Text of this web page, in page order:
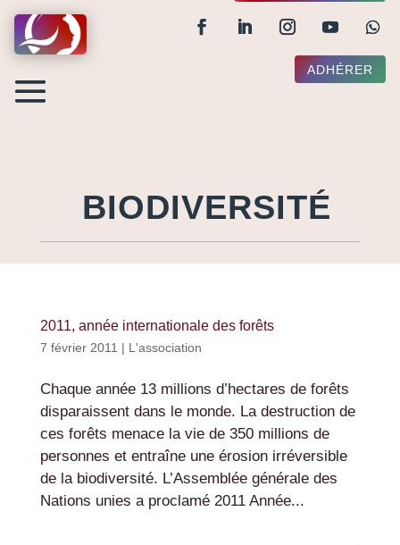
ADHÉRER
BIODIVERSITÉ
2011, année internationale des forêts
7 février 2011 | L'association
Chaque année 13 millions d’hectares de forêts
disparaissent dans le monde. La destruction de
ces forêts menace la vie de 350 millions de
personnes et entraîne une érosion irréversible
de la biodiversité. L’Assemblée générale des
Nations unies a proclamé 2011 Année...